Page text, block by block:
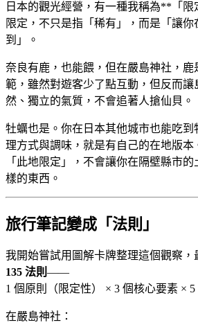
日本的觀光經營，有一種我稱為**「限
限定，不只是指「稀有」，而是「讓
到」。
奈良有鹿，也能餵，但在嚴島神社，
範，雖然對遊客少了點互動，但反而讓
然、獨立的氣質，不會追著人搶仙貝。
牡蠣也是。你在日本其他城市也能吃
理方式與調味，就是有自己的在地版本
「此地限定」，不會讓你在隔壁縣市
樣的東西。
旅行筆記變成「法則」
我開始嘗試用圖解卡牌整理這個觀察，
135 法則 ——
1 個原則（限定性） × 3 個核心要素 ×
在嚴島神社：